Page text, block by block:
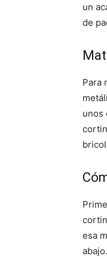
un
de
Para
unos
esa